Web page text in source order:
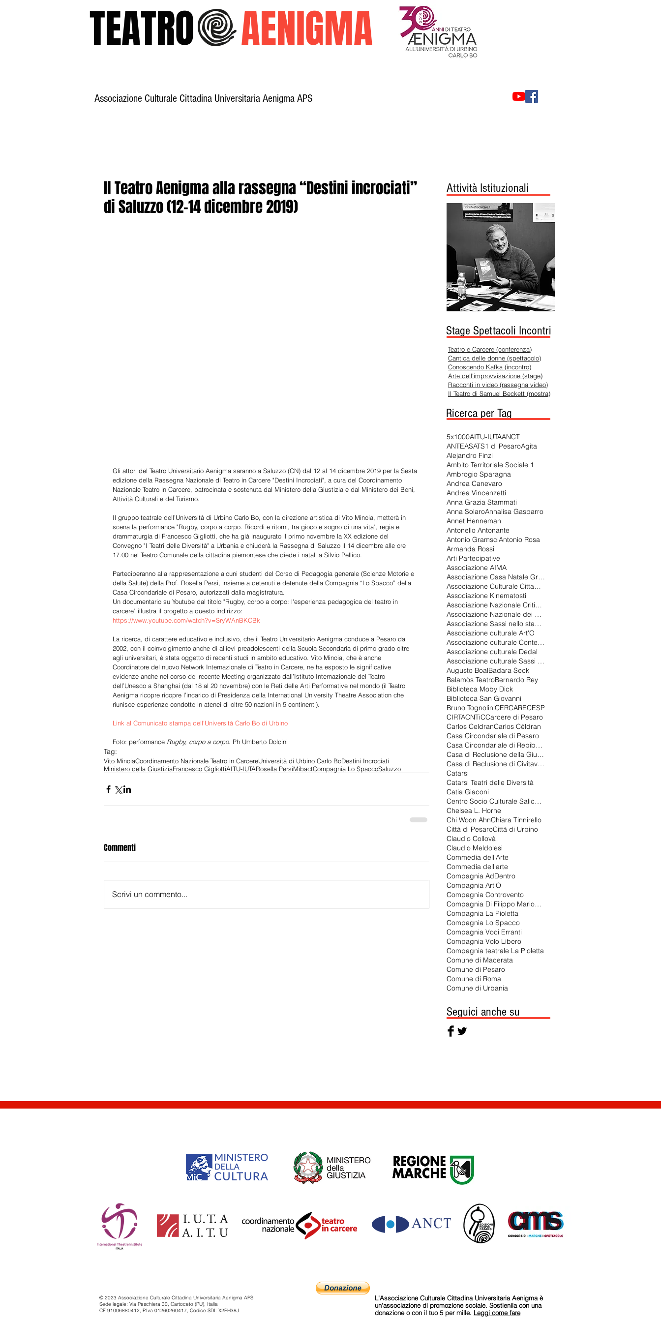
TEATROAENIGMA
Associazione Culturale Cittadina Universitaria Aenigma APS
Il Teatro Aenigma alla rassegna “Destini incrociati”
di Saluzzo (12-14 dicembre 2019)
Gli attori del Teatro Universitario Aenigma saranno a Saluzzo (CN) dal 12 al 14 dicembre 2019 per la Sesta
edizione della Rassegna Nazionale di Teatro in Carcere "Destini Incrociati", a cura del Coordinamento
Nazionale Teatro in Carcere, patrocinata e sostenuta dal Ministero della Giustizia e dal Ministero dei Beni,
Attività Culturali e del Turismo.
Il gruppo teatrale dell’Università di Urbino Carlo Bo, con la direzione artistica di Vito Minoia, metterà in
scena la performance "Rugby, corpo a corpo. Ricordi e ritorni, tra gioco e sogno di una vita", regia e
drammaturgia di Francesco Gigliotti, che ha già inaugurato il primo novembre la XX edizione del
Convegno "I Teatri delle Diversità" a Urbania e chiuderà la Rassegna di Saluzzo il 14 dicembre alle ore
17.00 nel Teatro Comunale della cittadina piemontese che diede i natali a Silvio Pellico.
Parteciperanno alla rappresentazione alcuni studenti del Corso di Pedagogia generale (Scienze Motorie e
della Salute) della Prof. Rosella Persi, insieme a detenuti e detenute della Compagnia “Lo Spacco” della
Casa Circondariale di Pesaro, autorizzati dalla magistratura.
Un documentario su Youtube dal titolo "Rugby, corpo a corpo: l'esperienza pedagogica del teatro in
carcere" illustra il progetto a questo indirizzo:
https://www.youtube.com/watch?v=SryWAnBKCBk
La ricerca, di carattere educativo e inclusivo, che il Teatro Universitario Aenigma conduce a Pesaro dal
2002, con il coinvolgimento anche di allievi preadolescenti della Scuola Secondaria di primo grado oltre
agli universitari, è stata oggetto di recenti studi in ambito educativo. Vito Minoia, che è anche
Coordinatore del nuovo Network Internazionale di Teatro in Carcere, ne ha esposto le significative
evidenze anche nel corso del recente Meeting organizzato dall’Istituto Internazionale del Teatro
dell’Unesco a Shanghai (dal 18 al 20 novembre) con le Reti delle Arti Performative nel mondo (il Teatro
Aenigma ricopre ricopre l’incarico di Presidenza della International University Theatre Association che
riunisce esperienze condotte in atenei di oltre 50 nazioni in 5 continenti).
Link al Comunicato stampa dell'Università Carlo Bo di Urbino
Foto: performance Rugby, corpo a corpo. Ph Umberto Dolcini
Tag:
Vito MinoiaCoordinamento Nazionale Teatro in CarcereUniversità di Urbino Carlo BoDestini Incrociati
Ministero della GiustiziaFrancesco GigliottiAITU-IUTARosella PersiMibactCompagnia Lo SpaccoSaluzzo
Commenti
Scrivi un commento...
Attività Istituzionali
Stage Spettacoli Incontri
Teatro e Carcere (conferenza)
Cantica delle donne (spettacolo)
Conoscendo Kafka (incontro)
Arte dell'improvvisazione (stage)
Racconti in video (rassegna video)
Il Teatro di Samuel Beckett (mostra)
Ricerca per Tag
5x1000AITU-IUTAANCT
ANTEASATS1 di PesaroAgita
Alejandro Finzi
Ambito Territoriale Sociale 1
Ambrogio Sparagna
Andrea Canevaro
Andrea Vincenzetti
Anna Grazia Stammati
Anna SolaroAnnalisa Gasparro
Annet Henneman
Antonello Antonante
Antonio GramsciAntonio Rosa
Armanda Rossi
Arti Partecipative
Associazione AIMA
Associazione Casa Natale Gramsci di Ales
Associazione Culturale Cittadina Universitaria Aenigma APS
Associazione Kinematosti
Associazione Nazionale Critici di Teatro
Associazione Nazionale dei Critici di Teatro
Associazione Sassi nello stagno
Associazione culturale Art'O
Associazione culturale Contemporanea 2.0
Associazione culturale Dedal
Associazione culturale Sassi nello stagno
Augusto BoalBadara Seck
Balamòs TeatroBernardo Rey
Biblioteca Moby Dick
Biblioteca San Giovanni
Bruno TognoliniCERCARECESP
CIRTACNTiCCarcere di Pesaro
Carlos CeldranCarlos Céldran
Casa Circondariale di Pesaro
Casa Circondariale di Rebibbia
Casa di Reclusione della Giudecca
Casa di Reclusione di Civitavecchia
Catarsi
Catarsi Teatri delle Diversità
Catia Giaconi
Centro Socio Culturale Salice Gualdoni
Chelsea L. Horne
Chi Woon AhnChiara Tinnirello
Città di PesaroCittà di Urbino
Claudio Collovà
Claudio Meldolesi
Commedia dell'Arte
Commedia dell'arte
Compagnia AdDentro
Compagnia Art'O
Compagnia Controvento
Compagnia Di Filippo Marionette
Compagnia La Pioletta
Compagnia Lo Spacco
Compagnia Voci Erranti
Compagnia Volo Libero
Compagnia teatrale La Pioletta
Comune di Macerata
Comune di Pesaro
Comune di Roma
Comune di Urbania
Seguici anche su
© 2023 Associazione Culturale Cittadina Universitaria Aenigma APS
Sede legale: Via Peschiera 30, Cartoceto (PU), Italia
CF 91006880412, P.Iva 01260260417, Codice SDI: X2PH38J
L'Associazione Culturale Cittadina Universitaria Aenigma è
un'associazione di promozione sociale. Sostienila con una
donazione o con il tuo 5 per mille. Leggi come fare